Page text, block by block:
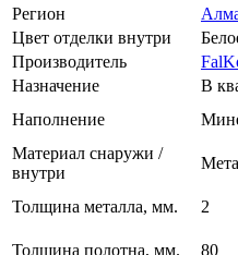
Регион
Цвет отделки внутри
Производитель
Назначение
В
Наполнение
Материал снаружи /
внутри
Толщина металла, мм.
2
Толщина полотна, мм.
80